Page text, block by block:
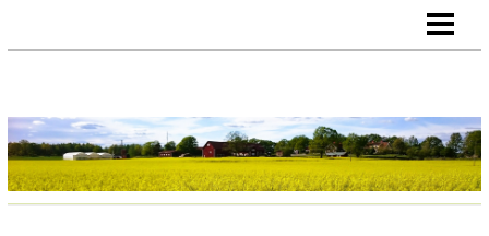
VÄXTHUS
REKO-KYCKLING
GÅRDSBODEN